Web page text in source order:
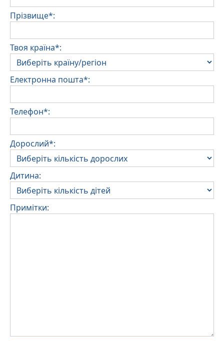
Прізвище*:
Твоя країна*:
Електронна пошта*:
Телефон*:
Дорослий*:
Дитина:
Примітки: